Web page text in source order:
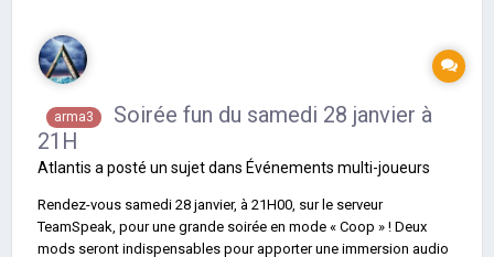
arma3
Soirée fun du samedi 28 janvier à
21H
Atlantis a posté un sujet dans Événements multi-joueurs
Rendez-vous samedi 28 janvier, à 21H00, sur le serveur
TeamSpeak, pour une grande soirée en mode « Coop » ! Deux
mods seront indispensables pour apporter une immersion audio